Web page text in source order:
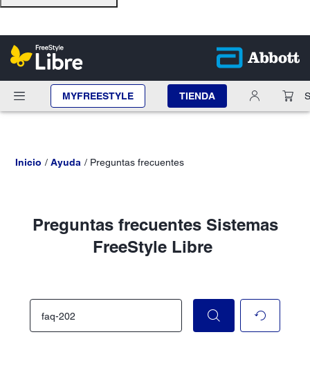
MYFREESTYLE TIENDA
Inicio Ayuda Preguntas frecuentes
Preguntas frecuentes Sistemas
FreeStyle Libre